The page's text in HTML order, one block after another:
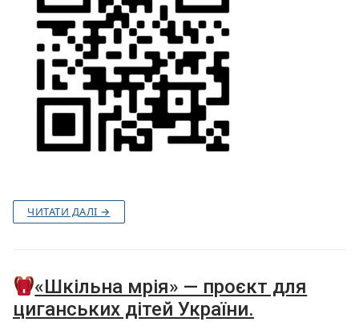
ЧИТАТИ ДАЛІ →
«Шкільна мрія» — проєкт для
циганських дітей України.